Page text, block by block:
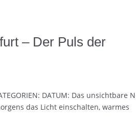
– Der Puls der
DATUM: Das unsichtbare
das Licht einschalten, warmes